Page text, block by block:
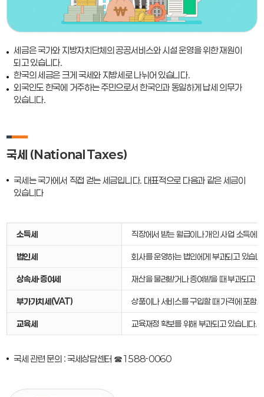
세금은 국가와 지방자치단체의 공공서비스와 시설 운영을 위한 재원이
되고 있습니다.
한국의 세금은 크게 국세와 지방세로 나뉘어 있습니다.
외국인도 한국에 거주하는 주민으로서 한국인과 동일하게 납세 의무가
있습니다.
국세 (National Taxes)
국세는 국가에서 직접 걷는 세금입니다. 대표적으로 다음과 같은 세금이
있습니다
소득세 직장에서 받는 월급이나 개인 사업 소득에
법인세 회사를 운영하는 법인에게 부과되고 있습니
상속세·증여세 재산을 물려받거나 증여받을 때 부과되고
부가가치세(VAT) 상품이나 서비스를 구입할 때 가격에 포함
교육세 교육재정 확보를 위해 부과되고 있습니다.
국세 관련 문의 : 국세상담센터 ☎1588-0060